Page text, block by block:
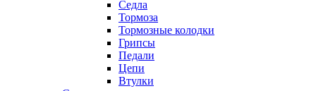
Седла
Тормоза
Тормозные колодки
Грипсы
Педали
Цепи
Втулки